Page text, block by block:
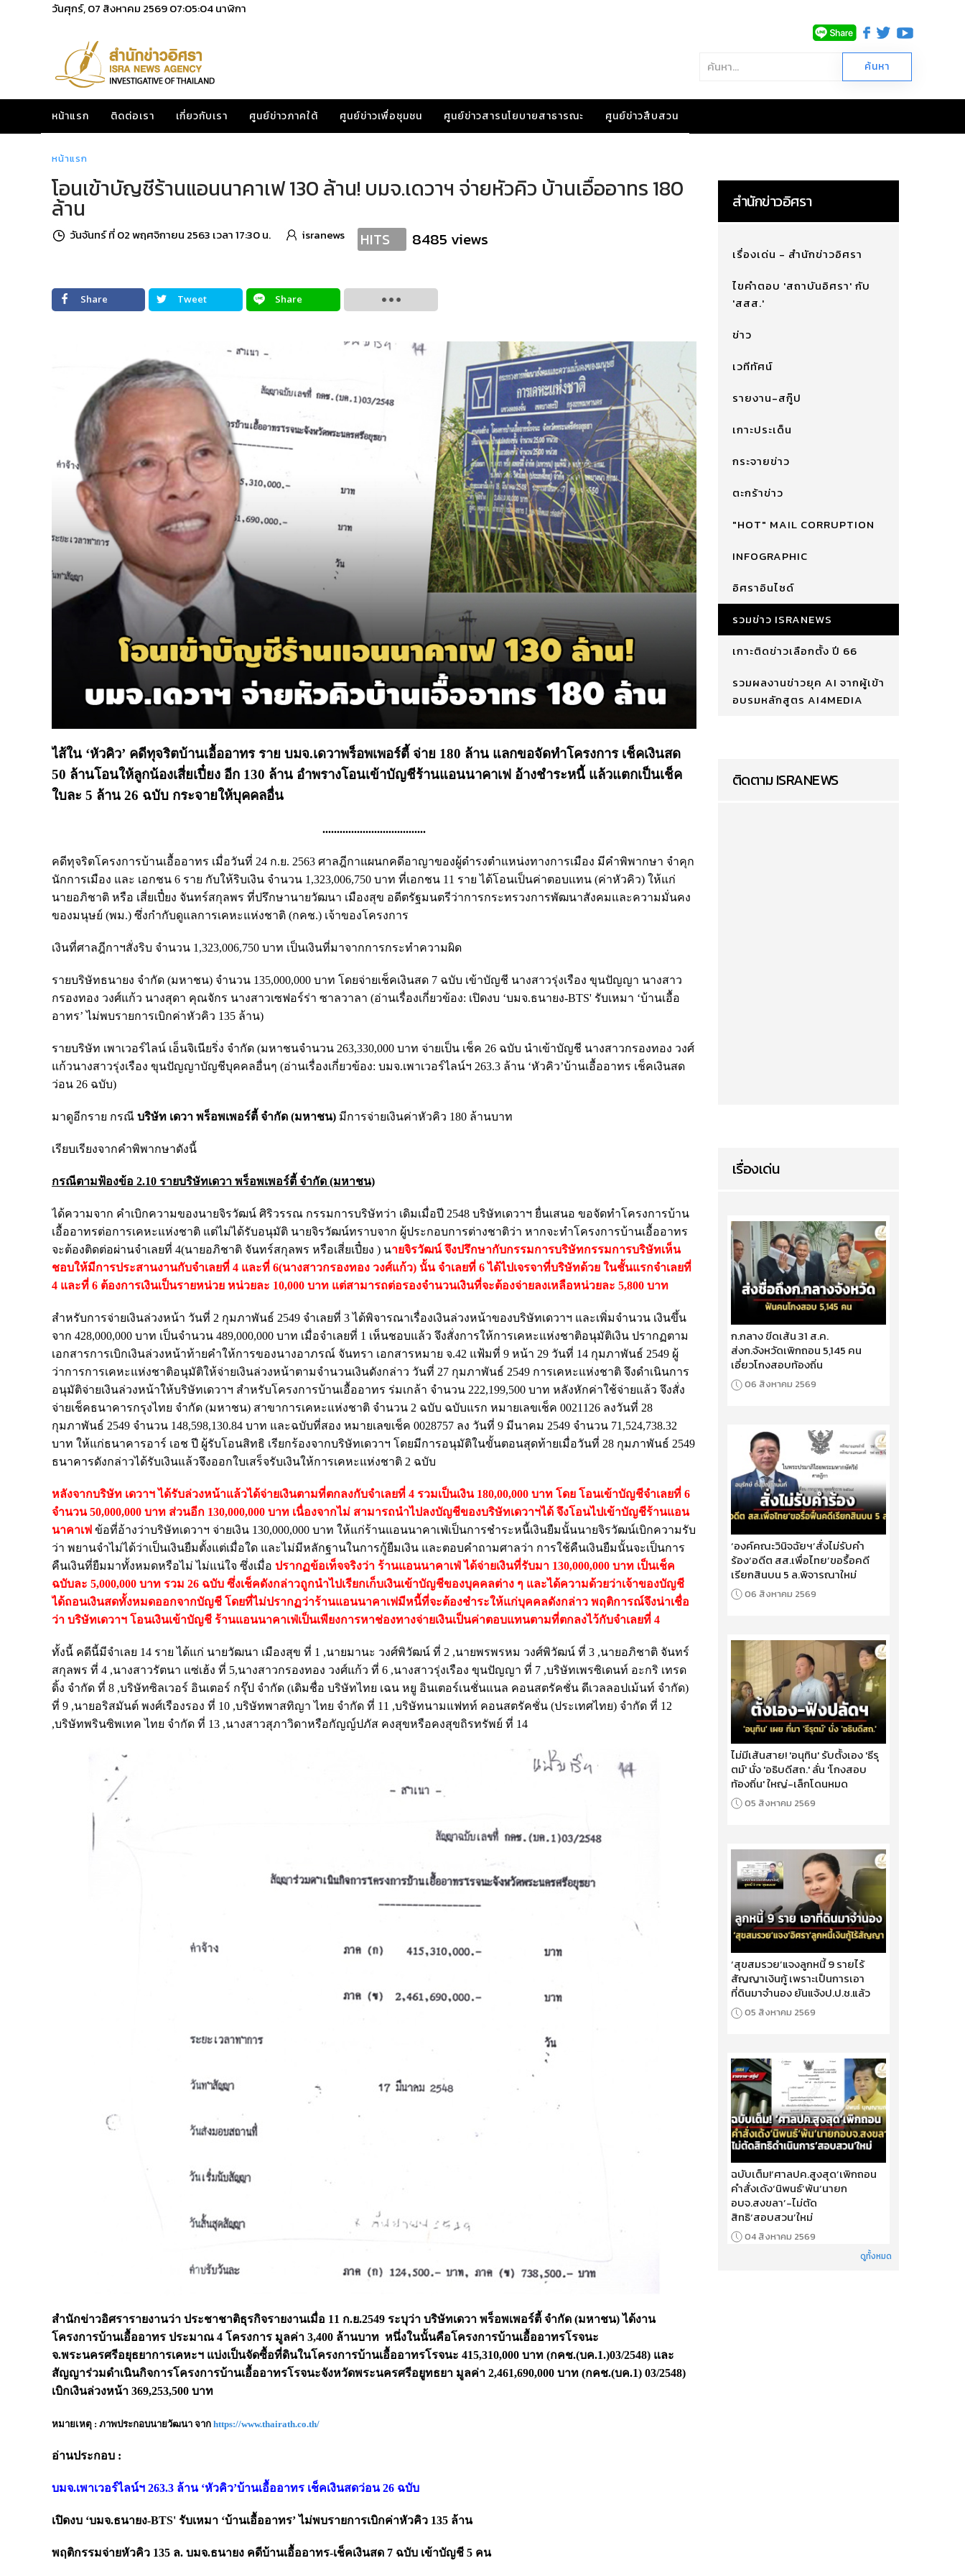
วันศุกร์, 07 สิงหาคม 256907:05:05นาฬิกา
หน้าแรก ติดต่อเรา เกี่ยวกับเรา ศูนย์ข่าวภาคใต้ ศูนย์ข่าวเพื่อชุมชน ศูนย์ข่าวสารนโยบายสาธารณะ ศูนย์ข่าวสืบสวน
หน้าแรก
โอนเข้าบัญชีร้านแอนนาคาเฟ 130 ล้าน! บมจ.เดวาฯ จ่ายหัวคิว บ้านเอื้ออาทร 180
ล้าน
วันจันทร์ ที่ 02 พฤศจิกายน 2563 เวลา 17:30 น. isranews HITS 8485 views
Share Tweet Share
ไส้ใน ‘หัวคิว’ คดีทุจริตบ้านเอื้ออาทร ราย บมจ.เดวาพร็อพเพอร์ตี้ จ่าย 180 ล้าน แลกขอจัดทําโครงการ เช็คเงินสด
50 ล้านโอนให้ลูกน้องเสี่ยเปี๋ยง อีก 130 ล้าน อำพรางโอนเข้าบัญชีร้านแอนนาคาเฟ อ้างชำระหนี้ แล้วแตกเป็นเช็ค
ใบละ 5 ล้าน 26 ฉบับ กระจายให้บุคคลอื่น
....................................
คดีทุจริตโครงการบ้านเอื้ออาทร เมื่อวันที่ 24 ก.ย. 2563 ศาลฎีกาแผนกคดีอาญาของผู้ดำรงตำแหน่งทางการเมือง มีคำพิพากษา จำคุก
นักการเมือง และ เอกชน 6 ราย กับให้ริบเงิน จำนวน 1,323,006,750 บาท ที่เอกชน 11 ราย ได้โอนเป็นค่าตอบแทน (ค่าหัวคิว) ให้แก่
นายอภิชาติ หรือ เสี่ยเปี๋ยง จันทร์สกุลพร ที่ปรึกษานายวัฒนา เมืองสุข อดีตรัฐมนตรีว่าการกระทรวงการพัฒนาสังคมและความมั่นคง
ของมนุษย์ (พม.) ซึ่งกำกับดูแลการเคหะแห่งชาติ (กคช.) เจ้าของโครงการ
เงินที่ศาลฎีกาฯสั่งริบ จำนวน 1,323,006,750 บาท เป็นเงินที่มาจากการกระทําความผิด
รายบริษัทธนายง จํากัด (มหาชน) จํานวน 135,000,000 บาท โดยจ่ายเช็คเงินสด 7 ฉบับ เข้าบัญชี นางสาวรุ่งเรือง ขุนปัญญา นางสาว
กรองทอง วงศ์แก้ว นางสุดา คุณจักร นางสาวเซฟอร์ร่า ซาลวาลา (อ่านเรื่องเกี่ยวข้อง: เปิดงบ ‘บมจ.ธนายง-BTS' รับเหมา ‘บ้านเอื้อ
อาทร’ ไม่พบรายการเบิกค่าหัวคิว 135 ล้าน)
รายบริษัท เพาเวอร์ไลน์ เอ็นจิเนียริ่ง จํากัด (มหาชนจํานวน 263,330,000 บาท จ่ายเป็น เช็ค 26 ฉบับ นำเข้าบัญชี นางสาวกรองทอง วงศ์
แก้วนางสาวรุ่งเรือง ขุนปัญญาบัญชีบุคคลอื่นๆ (อ่านเรื่องเกี่ยวข้อง: บมจ.เพาเวอร์ไลน์ฯ 263.3 ล้าน ‘หัวคิว’บ้านเอื้ออาทร เช็คเงินสด
ว่อน 26 ฉบับ)
มาดูอีกราย กรณี บริษัท เดวา พร็อพเพอร์ตี้ จํากัด (มหาชน) มีการจ่ายเงินค่าหัวคิว 180 ล้านบาท
เรียบเรียงจากคำพิพากษาดังนี้
กรณีตามฟ้องข้อ 2.10 รายบริษัทเดวา พร็อพเพอร์ตี้ จํากัด (มหาชน)
ได้ความจาก คําเบิกความของนายจิรวัฒน์ ศิริวรรณ กรรมการบริษัทว่า เดิมเมื่อปี 2548 บริษัทเดวาฯ ยื่นเสนอ ขอจัดทําโครงการบ้าน
เอื้ออาทรต่อการเคหะแห่งชาติ แต่ไม่ได้รับอนุมัติ นายจิรวัฒน์ทราบจาก ผู้ประกอบการต่างชาติว่า หากจะทําโครงการบ้านเอื้ออาทร
จะต้องติดต่อผ่านจําเลยที่ 4(นายอภิชาติ จันทร์สกุลพร หรือเสี่ยเปี๋ยง ) นายจิรวัฒน์ จึงปรึกษากับกรรมการบริษัทกรรมการบริษัทเห็น
ชอบให้มีการประสานงานกับจําเลยที่ 4 และที่ 6(นางสาวกรองทอง วงศ์แก้ว) นั้น จำเลยที่ 6 ได้ไปเจรจาที่บริษัทด้วย ในชั้นแรกจําเลยที่
4 และที่ 6 ต้องการเงินเป็นรายหน่วย หน่วยละ 10,000 บาท แต่สามารถต่อรองจํานวนเงินที่จะต้องจ่ายลงเหลือหน่วยละ 5,800 บาท
สําหรับการจ่ายเงินล่วงหน้า วันที่ 2 กุมภาพันธ์ 2549 จําเลยที่ 3 ได้พิจารณาเรื่องเงินล่วงหน้าของบริษัทเดวาฯ และเพิ่มจํานวน เงินขึ้น
จาก 428,000,000 บาท เป็นจํานวน 489,000,000 บาท เมื่อจําเลยที่ 1 เห็นชอบแล้ว จึงสั่งการให้การเคหะแห่งชาติอนุมัติเงิน ปรากฏตาม
เอกสารการเบิกเงินล่วงหน้าท้ายคําให้การของนางอาภรณ์ จันทรา เอกสารหมาย จ.42 แฟ้มที่ 9 หน้า 29 วันที่ 14 กุมภาพันธ์ 2549 ผู้
ว่าการการเคหะแห่งชาติอนุมัติให้จ่ายเงินล่วงหน้าตามจํานวนเงินดังกล่าว วันที่ 27 กุมภาพันธ์ 2549 การเคหะแห่งชาติ จึงดําเนินการ
อนุมัติจ่ายเงินล่วงหน้าให้บริษัทเดวาฯ สําหรับโครงการบ้านเอื้ออาทร ร่มเกล้า จํานวน 222,199,500 บาท หลังหักค่าใช้จ่ายแล้ว จึงสั่ง
จ่ายเช็คธนาคารกรุงไทย จํากัด (มหาชน) สาขาการเคหะแห่งชาติ จํานวน 2 ฉบับ ฉบับแรก หมายเลขเช็ค 0021126 ลงวันที่ 28
กุมภาพันธ์ 2549 จํานวน 148,598,130.84 บาท และฉบับที่สอง หมายเลขเช็ค 0028757 ลง วันที่ 9 มีนาคม 2549 จํานวน 71,524,738.32
บาท ให้แก่ธนาคารอาร์ เอช ปี ผู้รับโอนสิทธิ เรียกร้องจากบริษัทเดวาฯ โดยมีการอนุมัติในขั้นตอนสุดท้ายเมื่อวันที่ 28 กุมภาพันธ์ 2549
ธนาคารดังกล่าวได้รับเงินแล้วจึงออกใบเสร็จรับเงินให้การเคหะแห่งชาติ 2 ฉบับ
หลังจากบริษัท เดวาฯ ได้รับล่วงหน้าแล้วได้จ่ายเงินตามที่ตกลงกับจําเลยที่ 4 รวมเป็นเงิน 180,00,000 บาท โดย โอนเข้าบัญชีจําเลยที่ 6
จํานวน 50,000,000 บาท ส่วนอีก 130,000,000 บาท เนื่องจากไม่ สามารถนําไปลงบัญชีของบริษัทเดวาฯได้ จึงโอนไปเข้าบัญชีร้านแอน
นาคาเฟ ข้อที่อ้างว่าบริษัทเดวาฯ จ่ายเงิน 130,000,000 บาท ให้แก่ร้านแอนนาคาเฟ่เป็นการชําระหนี้เงินยืมนั้นนายจิรวัฒน์เบิกความรับ
ว่า พยานจําไม่ได้ว่าเป็นเงินยืมตั้งแต่เมื่อใด และไม่มีหลักฐานในการกู้ยืมเงิน และตอบคําถามศาลว่า การใช้คืนเงินยืมนั้นจะเป็นการ
คืนเงินที่ยืมมาทั้งหมดหรือไม่ ไม่แน่ใจ ซึ่งเมื่อ ปรากฏข้อเท็จจริงว่า ร้านแอนนาคาเฟ่ ได้จ่ายเงินที่รับมา 130,000,000 บาท เป็นเช็ค
ฉบับละ 5,000,000 บาท รวม 26 ฉบับ ซึ่งเช็คดังกล่าวถูกนําไปเรียกเก็บเงินเข้าบัญชีของบุคคลต่าง ๆ และได้ความด้วยว่าเจ้าของบัญชี
ได้ถอนเงินสดทั้งหมดออกจากบัญชี โดยที่ไม่ปรากฏว่าร้านแอนนาคาเฟมีหนี้ที่จะต้องชําระให้แก่บุคคลดังกล่าว พฤติการณ์จึงน่าเชื่อ
ว่า บริษัทเดวาฯ โอนเงินเข้าบัญชี ร้านแอนนาคาเฟ่เป็นเพียงการหาช่องทางจ่ายเงินเป็นค่าตอบแทนตามที่ตกลงไว้กับจําเลยที่ 4
ทั้งนี้ คดีนี้มีจำเลย 14 ราย ได้แก่ นายวัฒนา เมืองสุข ที่ 1 ,นายมานะ วงศ์พิวัฒน์ ที่ 2 ,นายพรพรหม วงศ์พิวัฒน์ ที่ 3 ,นายอภิชาติ จันทร์
สกุลพร ที่ 4 ,นางสาวรัตนา แซ่เฮ้ง ที่ 5,นางสาวกรองทอง วงศ์แก้ว ที่ 6 ,นางสาวรุ่งเรือง ขุนปัญญา ที่ 7 ,บริษัทเพรซิเดนท์ อะกริ เทรด
ดิ้ง จํากัด ที่ 8 ,บริษัทซิลเวอร์ อินเตอร์ กรุ๊ป จํากัด (เดิมชื่อ บริษัทไทย เฉน หยู อินเตอร์เนชั่นแนล คอนสตรัคชั่น ดีเวลลอปเม้นท์ จํากัด)
ที่ 9 ,นายอริสมันต์ พงศ์เรืองรอง ที่ 10 ,บริษัทพาสทิญา ไทย จํากัด ที่ 11 ,บริษัทนามแฟทท์ คอนสตรัคชั่น (ประเทศไทย) จํากัด ที่ 12
,บริษัทพรินซิพเทค ไทย จํากัด ที่ 13 ,นางสาวสุภาวิดาหรือกัญญ์ปภัส คงสุขหรือคงสุขถิรทรัพย์ ที่ 14
สำนักข่าวอิศรารายงานว่า ประชาชาติธุรกิจรายงานเมื่อ 11 ก.ย.2549 ระบุว่า บริษัทเดวา พร็อพเพอร์ตี้ จํากัด (มหาชน) ได้งาน
โครงการบ้านเอื้ออาทร ประมาณ 4 โครงการ มูลค่า 3,400 ล้านบาท หนึ่งในนั้นคือโครงการบ้านเอื้ออาทรโรจนะ
จ.พระนครศรีอยุธยาการเคหะฯ แบ่งเป็นจัดซื้อที่ดินในโครงการบ้านเอื้ออาทรโรจนะ 415,310,000 บาท (กคช.(บค.1.)03/2548) และ
สัญญาร่วมดำเนินกิจการโครงการบ้านเอื้ออาทรโรจนะจังหวัดพระนครศรีอยูทธยา มูลค่า 2,461,690,000 บาท (กคช.(บค.1) 03/2548)
เบิกเงินล่วงหน้า 369,253,500 บาท
หมายเหตุ : ภาพประกอบนายวัฒนา จาก https://www.thairath.co.th/
อ่านประกอบ :
บมจ.เพาเวอร์ไลน์ฯ 263.3 ล้าน ‘หัวคิว’บ้านเอื้ออาทร เช็คเงินสดว่อน 26 ฉบับ
เปิดงบ ‘บมจ.ธนายง-BTS' รับเหมา ‘บ้านเอื้ออาทร’ ไม่พบรายการเบิกค่าหัวคิว 135 ล้าน
พฤติกรรมจ่ายหัวคิว 135 ล. บมจ.ธนายง คดีบ้านเอื้ออาทร-เช็คเงินสด 7 ฉบับ เข้าบัญชี 5 คน
สำนักข่าวอิศรา
เรื่องเด่น - สำนักข่าวอิศรา
ไขคำตอบ 'สถาบันอิศรา' กับ
'สสส.'
ข่าว
เวทีทัศน์
รายงาน-สกู๊ป
เกาะประเด็น
กระจายข่าว
ตะกร้าข่าว
"HOT" MAIL CORRUPTION
INFOGRAPHIC
อิศราอินไซด์
รวมข่าว ISRANEWS
เกาะติดข่าวเลือกตั้ง ปี 66
รวมผลงานข่าวยุค AI จากผู้เข้า
อบรมหลักสูตร AI4MEDIA
ติดตาม ISRANEWS
เรื่องเด่น
ก.กลาง ขีดเส้น 31 ส.ค.
ส่งก.จังหวัดเพิกถอน 5,145 คน
เอี่ยวโกงสอบท้องถิ่น
06 สิงหาคม 2569
‘องค์คณะวินิจฉัยฯ’สั่งไม่รับคำ
ร้อง‘อดีต สส.เพื่อไทย’ขอรื้อคดี
เรียกสินบน 5 ล.พิจารณาใหม่
06 สิงหาคม 2569
ไม่มีเส้นสาย! 'อนุทิน' รับตั้งเอง 'ธีรุ
ตม์' นั่ง 'อธิบดีสถ.' ลั่น 'โกงสอบ
ท้องถิ่น' ใหญ่-เล็กโดนหมด
05 สิงหาคม 2569
‘สุขสมรวย’แจงลูกหนี้ 9 รายไร้
สัญญาเงินกู้ เพราะเป็นการเอา
ที่ดินมาจำนอง ยันแจ้งป.ป.ช.แล้ว
05 สิงหาคม 2569
ฉบับเต็ม!‘ศาลปค.สูงสุด’เพิกถอน
คำสั่งเด้ง‘นิพนธ์’พ้น‘นายก
อบจ.สงขลา’-ไม่ตัด
สิทธิ‘สอบสวน’ใหม่
04 สิงหาคม 2569
ดูทั้งหมด